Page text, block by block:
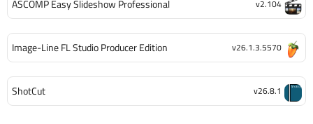
ASCOMP Easy Slideshow Professional v2.104
Image-Line FL Studio Producer Edition v26.1.3.5570
ShotCut v26.8.1